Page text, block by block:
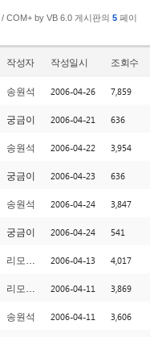
COM+ by VB 6.0 게시판의 5 페이
작성자 작성일시 조회수
[1]송원석 2006-04-26 7,859
궁금이 2006-04-21 636
송원석 2006-04-22 3,954
궁금이 2006-04-23 636
송원석 2006-04-24 3,847
궁금이 2006-04-24 541
리모트ㅠㅠ 2006-04-13 4,017
리모트ㅠㅠ 2006-04-11 3,869
송원석 2006-04-11 3,606